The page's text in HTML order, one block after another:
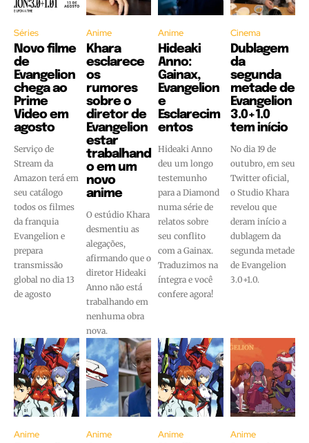
Séries
Novo filme
de
Evangelion
chega ao
Prime
Video em
agosto
Serviço de
Stream da
Amazon terá em
seu catálogo
todos os filmes
da franquia
Evangelion e
prepara
transmissão
global no dia 13
de agosto
Anime
Khara
esclarece
os
rumores
sobre o
diretor de
Evangelion
estar
trabalhand
o em um
novo
anime
O estúdio Khara
desmentiu as
alegações,
afirmando que o
diretor Hideaki
Anno não está
trabalhando em
nenhuma obra
nova.
Anime
Hideaki
Anno:
Gainax,
Evangelion
e
Esclarecim
entos
Hideaki Anno
deu um longo
testemunho
para a Diamond
numa série de
relatos sobre
seu conflito
com a Gainax.
Traduzimos na
íntegra e você
confere agora!
Cinema
Dublagem
da
segunda
metade de
Evangelion
3.0+1.0
tem início
No dia 19 de
outubro, em seu
Twitter oficial,
o Studio Khara
revelou que
deram início a
dublagem da
segunda metade
de Evangelion
3.0+1.0.
Anime Anime Anime Anime